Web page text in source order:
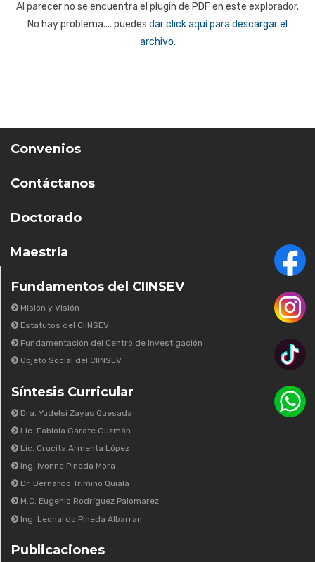
Al parecer no se encuentra el plugin de PDF en este explorador.
No hay problema.... puedes dar click aquí para descargar el
archivo.
Convenios
Contáctanos
Doctorado
Maestría
Fundamentos del CIINSEV
Misión y Visión
Estatutos del CIINSEV
Fundamentación del Centro de Investigación
Objeto Social del CIINSEV
Síntesis Curricular
Dra. Yudelsi Zayas Quesada
Lic. Fabiola Gárate Guzmán
Lic. Crucita Armenta López
Ing. Ivonne Pineda Mora
Dr. Bernardo Trimiño Quiala
M.C. Eugenio Rodríguez Palomarez
Ing. Leonardo Pineda Albarran
Publicaciones